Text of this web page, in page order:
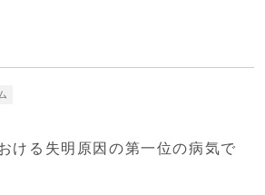
ける失明原因の第一位の病気で